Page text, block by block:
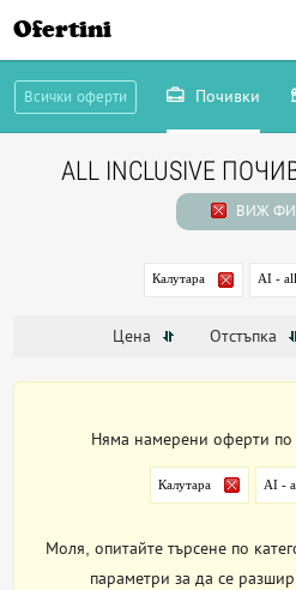
Ofertini
Всички оферти Почивки
ALL INCLUSIVE
ВИЖ
Калутара AI -
Цена Отстъпка
Няма намерени оферти по
Калутара AI -
Моля, опитайте търсене по
параметри за да се